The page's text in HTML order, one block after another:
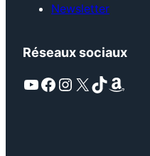
Newsletter
Réseaux sociaux
YouTube Facebook Instagram X TikTok Amazon